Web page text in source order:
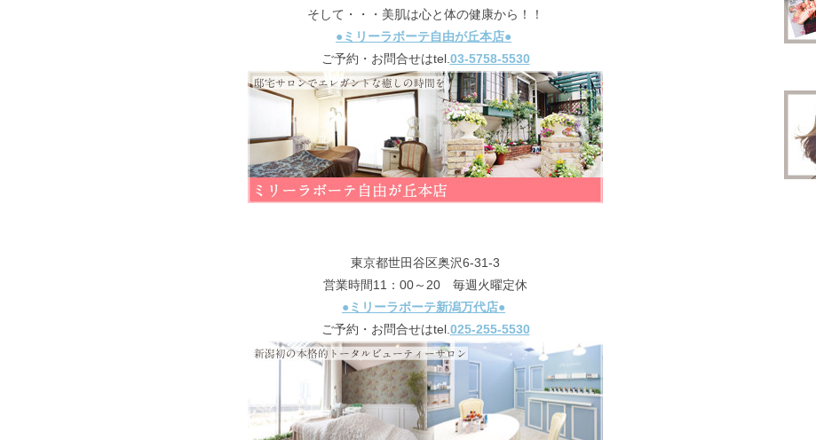
そして・・・美肌は心と体の健康から！！
●ミリーラボーテ自由が丘本店●
ご予約・お問合せはtel. 03-5758-5530
東京都世田谷区奥沢6-31-3
営業時間11：00～20 毎週火曜定休
●ミリーラボーテ新潟万代店●
ご予約・お問合せはtel. 025-255-5530